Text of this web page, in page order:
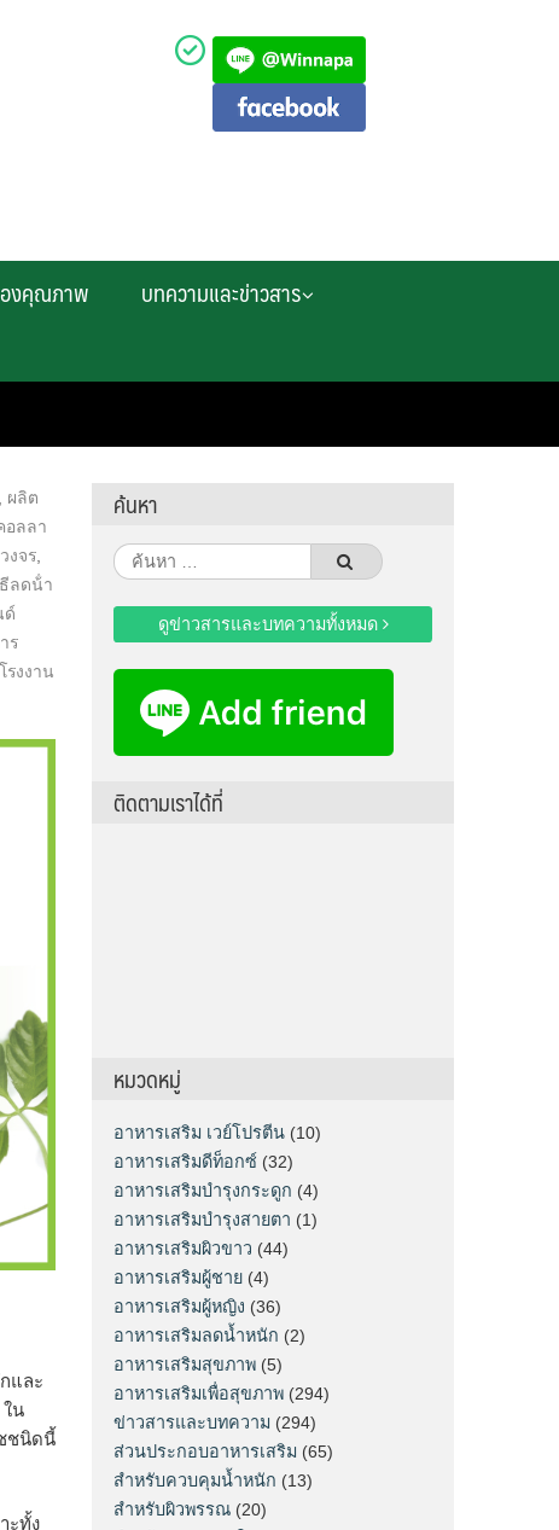
งคุณภาพ
บทความและข่าวสาร
ผลิต
อลลา
งจร
ลดน้ํา
ด์
ร
โรงงาน
และ
น
ชนิดนี้
ะทั้ง
ค้นหา
ค้นหา
สำหรับ:
ดูข่าวสารและบทความทั้งหมด
ติดตามเราได้ที่
หมวดหมู่
อาหารเสริม เวย์โปรตีน (10)
อาหารเสริมดีท็อกซ์ (32)
อาหารเสริมบำรุงกระดูก (4)
อาหารเสริมบำรุงสายตา (1)
อาหารเสริมผิวขาว (44)
อาหารเสริมผู้ชาย (4)
อาหารเสริมผู้หญิง (36)
อาหารเสริมลดน้ำหนัก (2)
อาหารเสริมสุขภาพ (5)
อาหารเสริมเพื่อสุขภาพ (294)
ข่าวสารและบทความ (294)
ส่วนประกอบอาหารเสริม (65)
สำหรับควบคุมน้ำหนัก (13)
สำหรับผิวพรรณ (20)